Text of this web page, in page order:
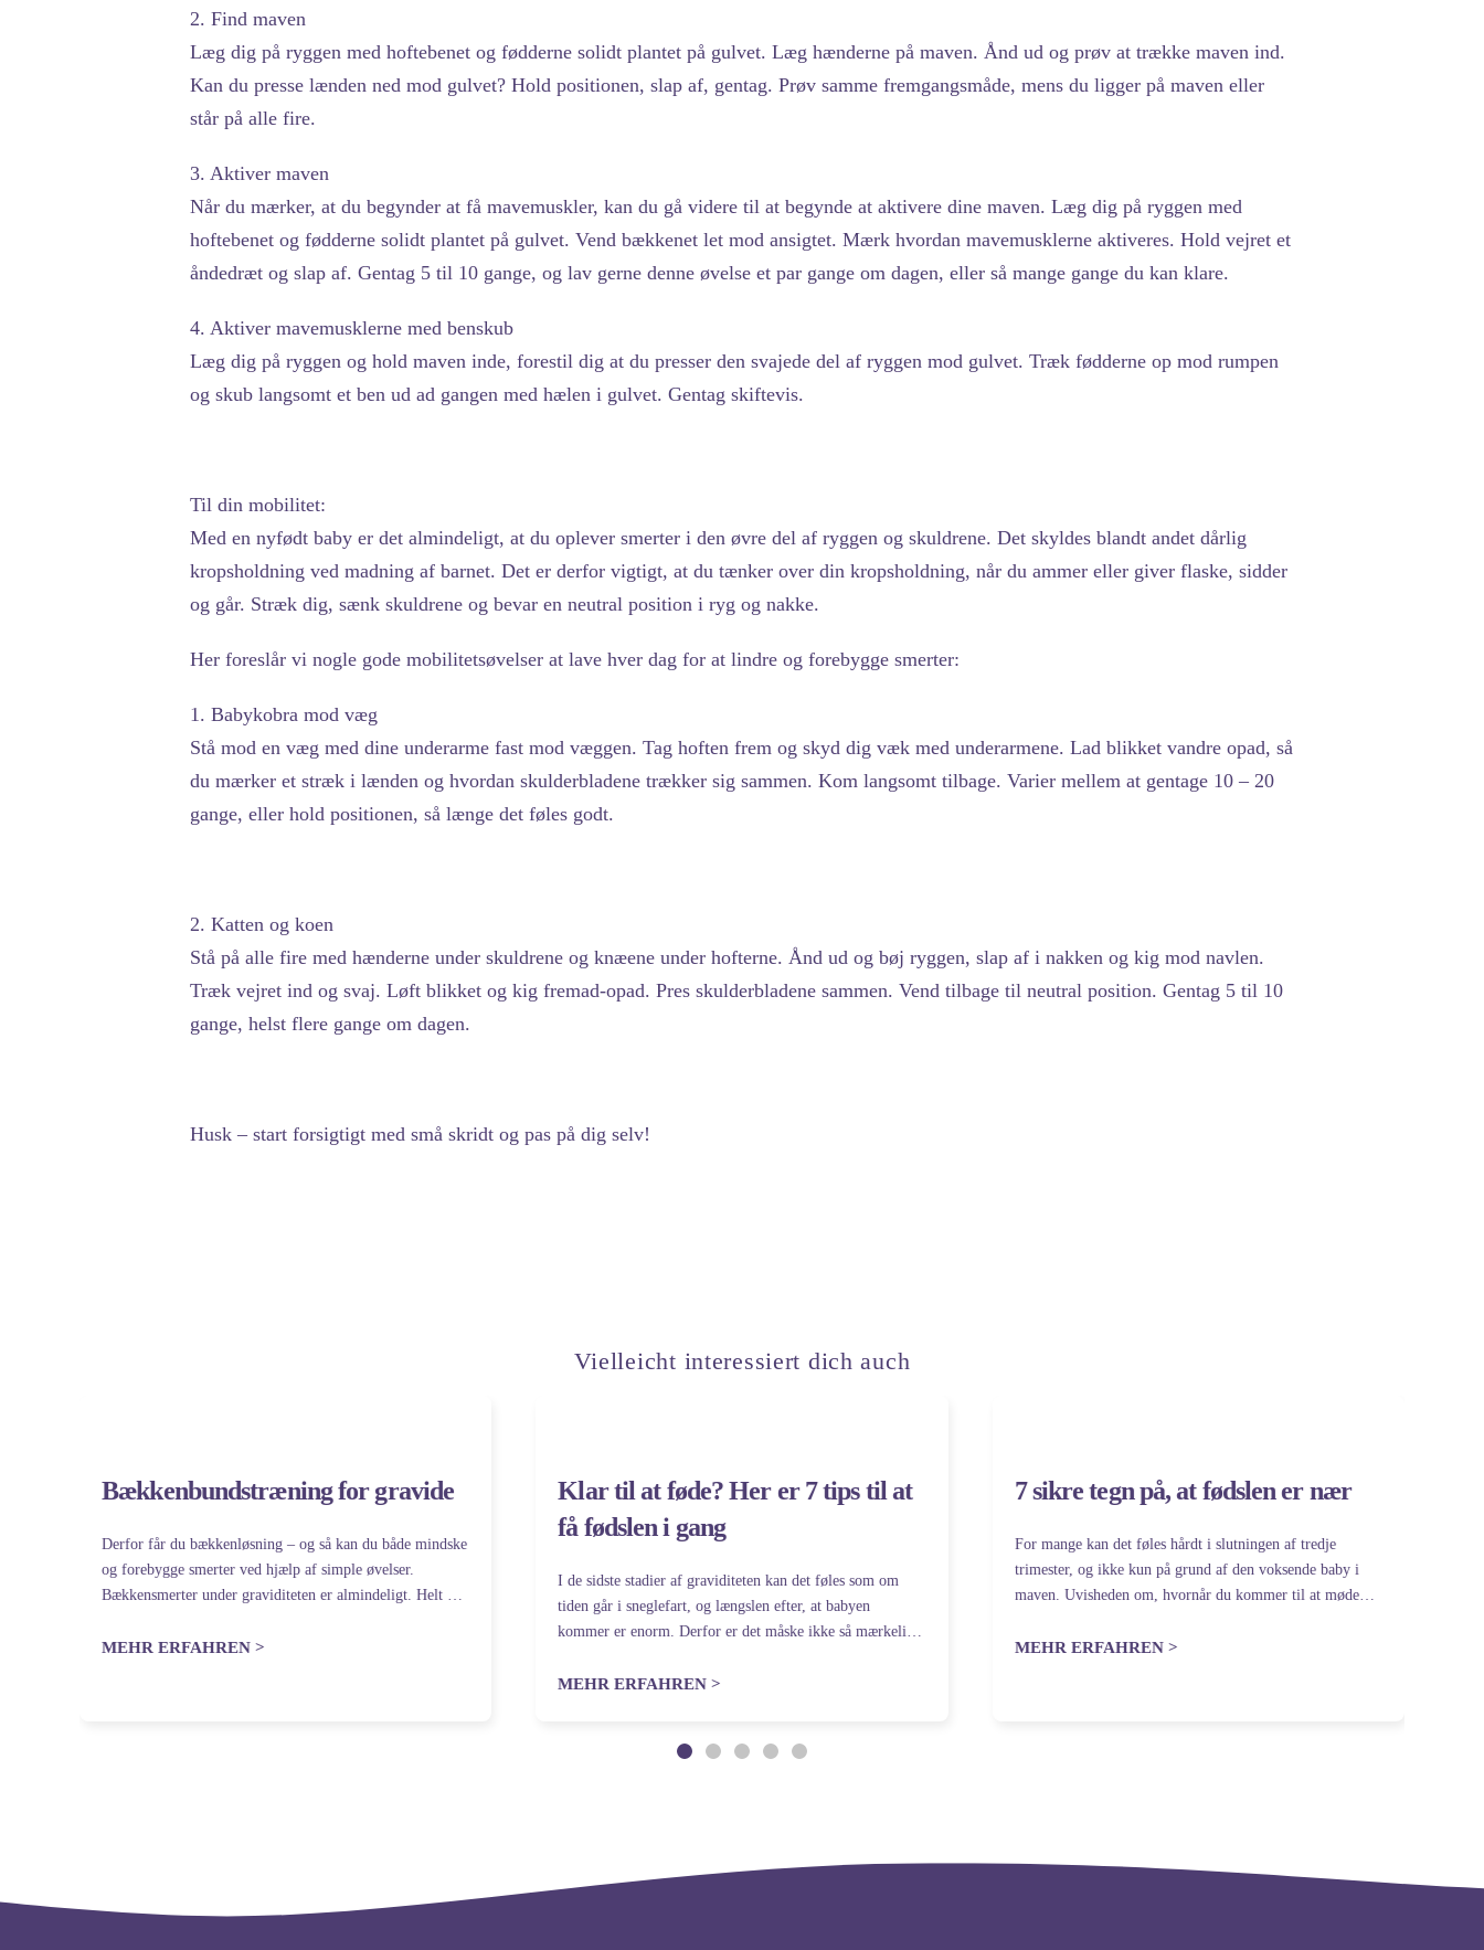
2. Find maven
Læg dig på ryggen med hoftebenet og fødderne solidt plantet på gulvet. Læg hænderne på maven. Ånd ud og prøv at trække maven ind.
Kan du presse lænden ned mod gulvet? Hold positionen, slap af, gentag. Prøv samme fremgangsmåde, mens du ligger på maven eller
står på alle fire.
3. Aktiver maven
Når du mærker, at du begynder at få mavemuskler, kan du gå videre til at begynde at aktivere dine maven. Læg dig på ryggen med
hoftebenet og fødderne solidt plantet på gulvet. Vend bækkenet let mod ansigtet. Mærk hvordan mavemusklerne aktiveres. Hold vejret et
åndedræt og slap af. Gentag 5 til 10 gange, og lav gerne denne øvelse et par gange om dagen, eller så mange gange du kan klare.
4. Aktiver mavemusklerne med benskub
Læg dig på ryggen og hold maven inde, forestil dig at du presser den svajede del af ryggen mod gulvet. Træk fødderne op mod rumpen
og skub langsomt et ben ud ad gangen med hælen i gulvet. Gentag skiftevis.
Til din mobilitet:
Med en nyfødt baby er det almindeligt, at du oplever smerter i den øvre del af ryggen og skuldrene. Det skyldes blandt andet dårlig
kropsholdning ved madning af barnet. Det er derfor vigtigt, at du tænker over din kropsholdning, når du ammer eller giver flaske, sidder
og går. Stræk dig, sænk skuldrene og bevar en neutral position i ryg og nakke.
Her foreslår vi nogle gode mobilitetsøvelser at lave hver dag for at lindre og forebygge smerter:
1. Babykobra mod væg
Stå mod en væg med dine underarme fast mod væggen. Tag hoften frem og skyd dig væk med underarmene. Lad blikket vandre opad, så
du mærker et stræk i lænden og hvordan skulderbladene trækker sig sammen. Kom langsomt tilbage. Varier mellem at gentage 10 – 20
gange, eller hold positionen, så længe det føles godt.
2. Katten og koen
Stå på alle fire med hænderne under skuldrene og knæene under hofterne. Ånd ud og bøj ryggen, slap af i nakken og kig mod navlen.
Træk vejret ind og svaj. Løft blikket og kig fremad-opad. Pres skulderbladene sammen. Vend tilbage til neutral position. Gentag 5 til 10
gange, helst flere gange om dagen.
Husk – start forsigtigt med små skridt og pas på dig selv!
Vielleicht interessiert dich auch
Klar til at føde? Her er 7 tips til at
få fødslen i gang
I de sidste stadier af graviditeten kan det føles som om
tiden går i sneglefart, og længslen efter, at babyen
kommer er enorm. Derfor er det måske ikke så mærkeligt,
MEHR ERFAHREN >
7 sikre tegn på, at fødslen er nær
For mange kan det føles hårdt i slutningen af tredje
trimester, og ikke kun på grund af den voksende baby i
maven. Uvisheden om, hvornår du kommer til at møde
er,…
MEHR ERFAHREN >
Bækkenbundstræning for gravide
Derfor får du bækkenløsning – og så kan du både mindske
og forebygge smerter ved hjælp af simple øvelser.
Bækkensmerter under graviditeten er almindeligt. Helt op
populært kaldes, og symptomerne viser…
MEHR ERFAHREN >